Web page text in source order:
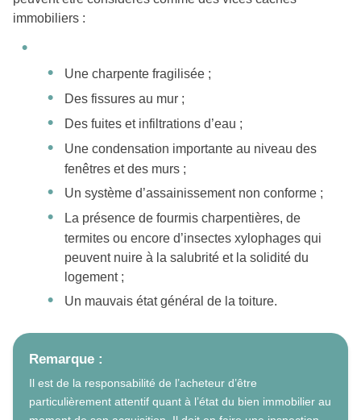
immobiliers :
Une charpente fragilisée ;
Des fissures au mur ;
Des fuites et infiltrations d’eau ;
Une condensation importante au niveau des
fenêtres et des murs ;
Un système d’assainissement non conforme ;
La présence de fourmis charpentières, de
termites ou encore d’insectes xylophages qui
peuvent nuire à la salubrité et la solidité du
logement ;
Un mauvais état général de la toiture.
Remarque :
Il est de la responsabilité de l’acheteur d’être
particulièrement attentif quant à l’état du bien immobilier au